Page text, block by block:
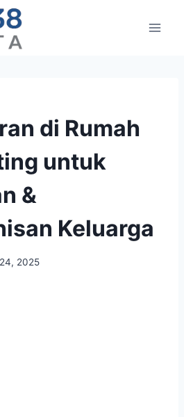
di Rumah
untuk
&
Keluarga
2025